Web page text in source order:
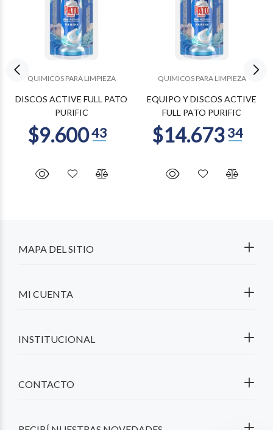
QUIMICOS PARA LIMPIEZA
DISCOS ACTIVE FULL PATO
PURIFIC
QUIMICOS PARA LIMPIEZA
EQUIPO Y DISCOS ACTIVE
FULL PATO PURIFIC
MAPA DEL SITIO
MI CUENTA
INSTITUCIONAL
CONTACTO